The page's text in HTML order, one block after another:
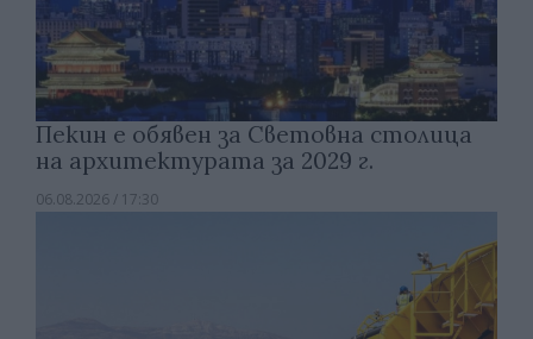
Пекин е обявен за Световна столица
на архитектурата за 2029 г.
06.08.2026 / 17:30